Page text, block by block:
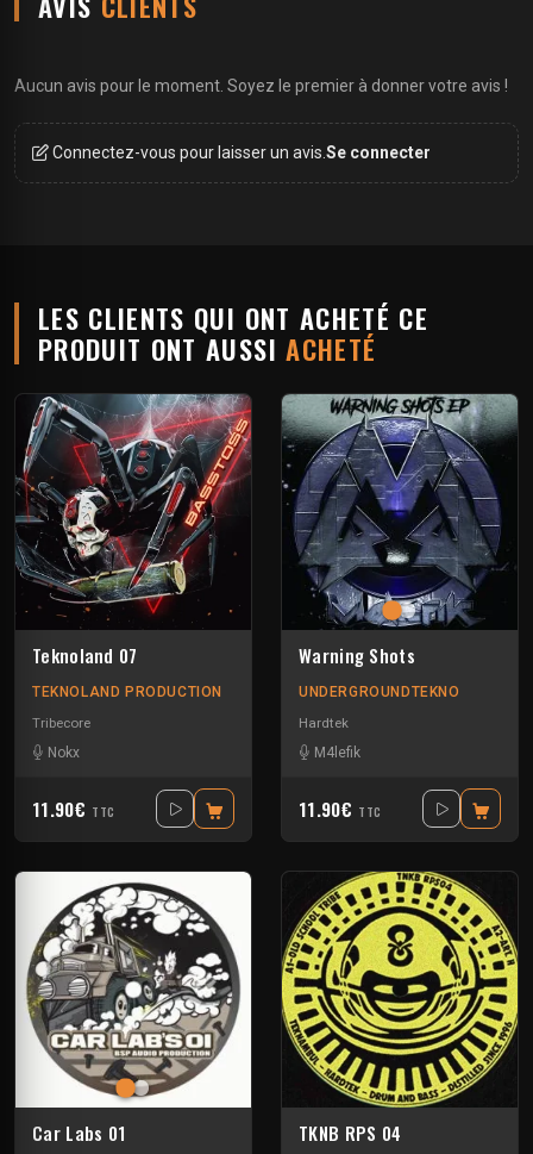
Aucun avis pour le moment. Soyez le premier à donner votre avis !
Connectez-vous pour laisser un avis. Se connecter
LES CLIENTS QUI ONT ACHETÉ CE
PRODUIT ONT AUSSIACHETÉ
Teknoland 07
TEKNOLAND PRODUCTION
Tribecore
Nokx
11.90€ TTC
Warning Shots
UNDERGROUNDTEKNO
Hardtek
M4lefik
11.90€ TTC
Car Labs 01 TKNB RPS 04